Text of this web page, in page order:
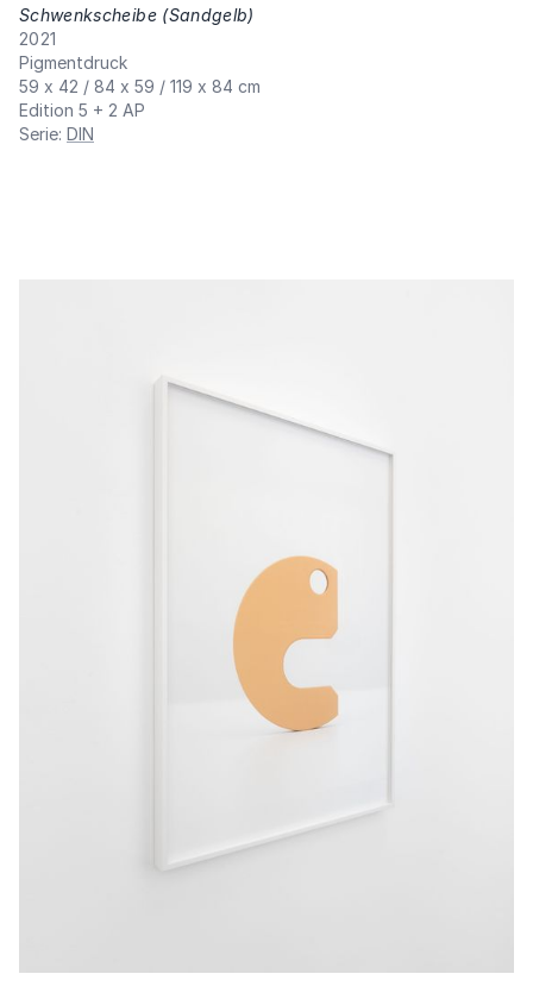
Schwenkscheibe (Sandgelb)
2021
Pigmentdruck
59 x 42 / 84 x 59 / 119 x 84 cm
Edition 5 + 2 AP
Serie: DIN